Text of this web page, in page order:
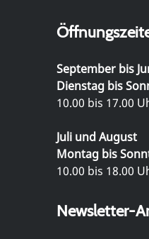
September bis
Dienstag bis
10.00 bis 17.00
Juli und August
Montag bis
10.00 bis 18.00
Newsletter-